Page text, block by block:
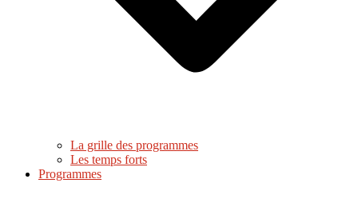
La grille des programmes
Les temps forts
Programmes